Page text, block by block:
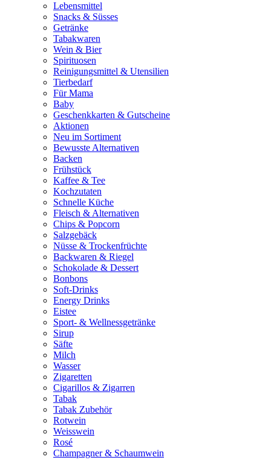
Lebensmittel
Snacks & Süsses
Getränke
Tabakwaren
Wein & Bier
Spirituosen
Reinigungsmittel & Utensilien
Tierbedarf
Für Mama
Baby
Geschenkkarten & Gutscheine
Aktionen
Neu im Sortiment
Bewusste Alternativen
Backen
Frühstück
Kaffee & Tee
Kochzutaten
Schnelle Küche
Fleisch & Alternativen
Chips & Popcorn
Salzgebäck
Nüsse & Trockenfrüchte
Backwaren & Riegel
Schokolade & Dessert
Bonbons
Soft-Drinks
Energy Drinks
Eistee
Sport- & Wellnessgetränke
Sirup
Säfte
Milch
Wasser
Zigaretten
Cigarillos & Zigarren
Tabak
Tabak Zubehör
Rotwein
Weisswein
Rosé
Champagner & Schaumwein